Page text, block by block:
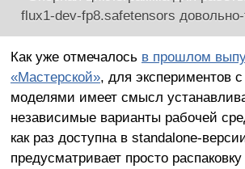
flux1-dev-fp8.safetensors
Как уже отмечалось в прошлом
«Мастерской», для экспериментов
моделями имеет смысл
независимые варианты рабочей
как раз доступна в standalone-
предусматривает просто распаковку